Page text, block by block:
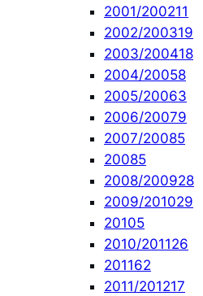
2001/200211
2002/200319
2003/200418
2004/20058
2005/20063
2006/20079
2007/20085
20085
2008/200928
2009/201029
20105
2010/201126
201162
2011/201217